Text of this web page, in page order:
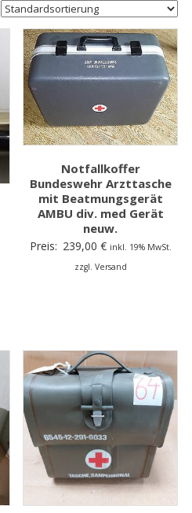
Notfallkoffer
Bundeswehr Arzttasche
mit Beatmungsgerät
AMBU div. med Gerät
neuw.
Preis: 239,00 € inkl. 19% MwSt.
zzgl. Versand